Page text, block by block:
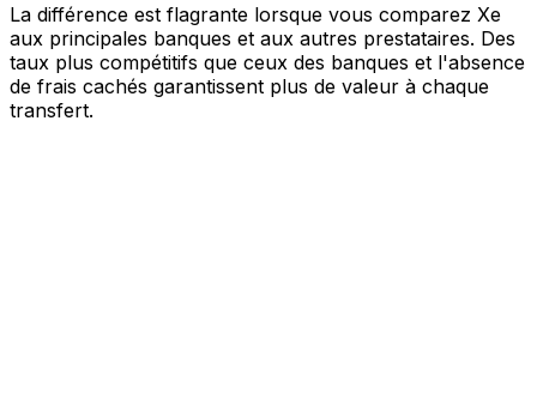
La différence est flagrante lorsque vous comparez Xe
aux principales banques et aux autres prestataires. Des
taux plus compétitifs que ceux des banques et l'absence
de frais cachés garantissent plus de valeur à chaque
transfert.